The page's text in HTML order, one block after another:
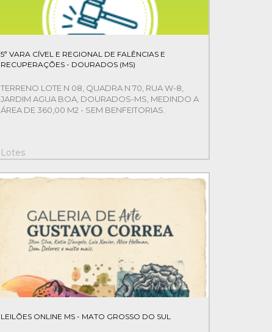
5ª VARA CÍVEL E REGIONAL DE FALÊNCIAS E
RECUPERAÇÕES - DOURADOS (MS)
TERRENO LOTE N 08, QUADRA N 70, RUA W-8,
JARDIM AGUA BOA, DOURADOS-MS, MEDINDO A
ÁREA DE 360,00 M2 - SEM BENFEITORIAS.
Lotes
LEILÕES ONLINE MS - MATO GROSSO DO SUL